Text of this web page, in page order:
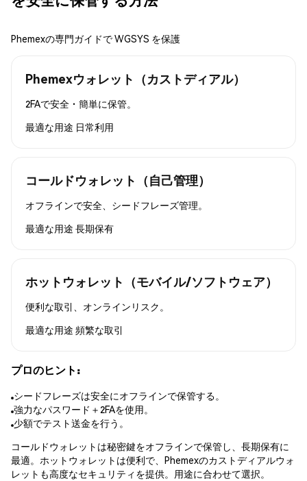
Phemexの専門ガイドで WGSYS を保護
Phemexウォレット（カストディアル）
2FAで安全・簡単に保管。
最適な用途 日常利用
コールドウォレット（自己管理）
オフラインで安全、シードフレーズ管理。
最適な用途 長期保有
ホットウォレット（モバイル/ソフトウェア）
便利な取引、オンラインリスク。
最適な用途 頻繁な取引
プロのヒント:
シードフレーズは安全にオフラインで保管する。
強力なパスワード＋2FAを使用。
少額でテスト送金を行う。
コールドウォレットは秘密鍵をオフラインで保管し、長期保有に
最適。ホットウォレットは便利で、Phemexのカストディアルウォ
レットも高度なセキュリティを提供。用途に合わせて選択。